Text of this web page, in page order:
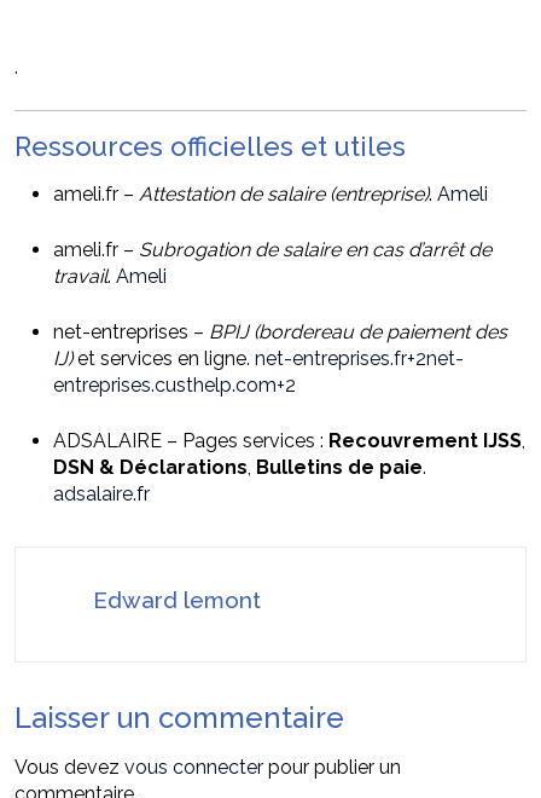
.
Ressources officielles et utiles
ameli.fr – Attestation de salaire (entreprise). Ameli
ameli.fr – Subrogation de salaire en cas d’arrêt de
travail. Ameli
net-entreprises – BPIJ (bordereau de paiement des
IJ)et services en ligne. net-entreprises.fr+2net-
entreprises.custhelp.com+2
ADSALAIRE – Pages services : Recouvrement IJSS
DSN & Déclarations Bulletins de paie.
adsalaire.fr
Edward lemont
Laisser un commentaire
Vous devez vous connecter pour publier un
commentaire.